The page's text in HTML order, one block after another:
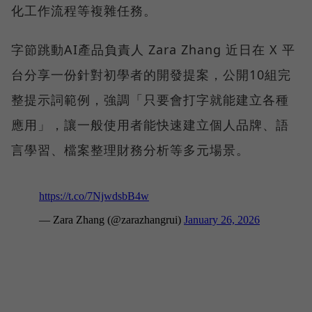
化工作流程等複雜任務。
字節跳動AI產品負責人 Zara Zhang 近日在 X 平
台分享一份針對初學者的開發提案，公開10組完
整提示詞範例，強調「只要會打字就能建立各種
應用」，讓一般使用者能快速建立個人品牌、語
言學習、檔案整理財務分析等多元場景。